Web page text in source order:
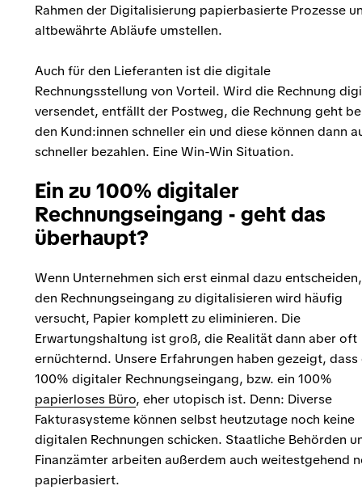
Rahmen der Digitalisierung papierbasierte Prozesse
altbewährte Abläufe umstellen.
Auch für den Lieferanten ist die digitale
Rechnungsstellung von Vorteil. Wird die Rechnung
versendet, entfällt der Postweg, die Rechnung geht
den Kund:innen schneller ein und diese können dann
schneller bezahlen. Eine Win-Win Situation.
Ein zu 100% digitaler
Rechnungseingang - geht das
überhaupt?
Wenn Unternehmen sich erst einmal dazu entscheiden,
den Rechnungseingang zu digitalisieren wird häufig
versucht, Papier komplett zu eliminieren. Die
Erwartungshaltung ist groß, die Realität dann aber oft
ernüchternd. Unsere Erfahrungen haben gezeigt, dass
100% digitaler Rechnungseingang, bzw. ein 100%
papierloses Büro, eher utopisch ist. Denn: Diverse
Fakturasysteme können selbst heutzutage noch keine
digitalen Rechnungen schicken. Staatliche Behörden
Finanzämter arbeiten außerdem auch weitestgehend
papierbasiert.